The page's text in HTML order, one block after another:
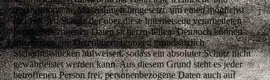
organisatorische Maßnahmen umgesetzt, um einen möglichst
lückenlosen Schutz der über diese Internetseite verarbeiteten
personenbezogenen Daten sicherzustellen. Dennoch können
Internetbasierte Datenübertragungen grundsätzlich
Sicherheitslücken aufweisen, sodass ein absoluter Schutz nicht
gewährleistet werden kann. Aus diesem Grund steht es jeder
betroffenen Person frei, personenbezogene Daten auch auf